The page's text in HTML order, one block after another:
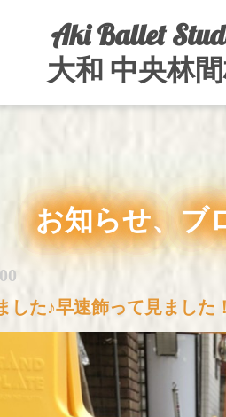
Aki Ballet
大和 中央林
お知らせ、ブ
した♪早速飾って見ました！